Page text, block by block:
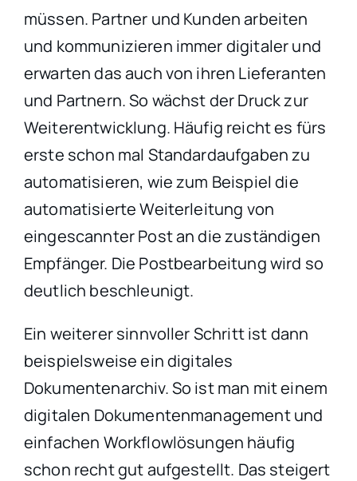
müssen. Partner und Kunden arbeiten
und kommunizieren immer digitaler und
erwarten das auch von ihren Lieferanten
und Partnern. So wächst der Druck zur
Weiterentwicklung. Häufig reicht es fürs
erste schon mal Standardaufgaben zu
automatisieren, wie zum Beispiel die
automatisierte Weiterleitung von
eingescannter Post an die zuständigen
Empfänger. Die Postbearbeitung wird so
deutlich beschleunigt.
Ein weiterer sinnvoller Schritt ist dann
beispielsweise ein digitales
Dokumentenarchiv. So ist man mit einem
digitalen Dokumentenmanagement und
einfachen Workflowlösungen häufig
schon recht gut aufgestellt. Das steigert